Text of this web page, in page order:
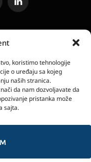
koristimo tehnologije
o uređaju sa kojeg
naših stranica.
da nam dozvoljavate da
pristanka može
sajta.
LinkedIn
PRIVATNOSTI
“Gomo Design”
Serbia
Gomo Design.